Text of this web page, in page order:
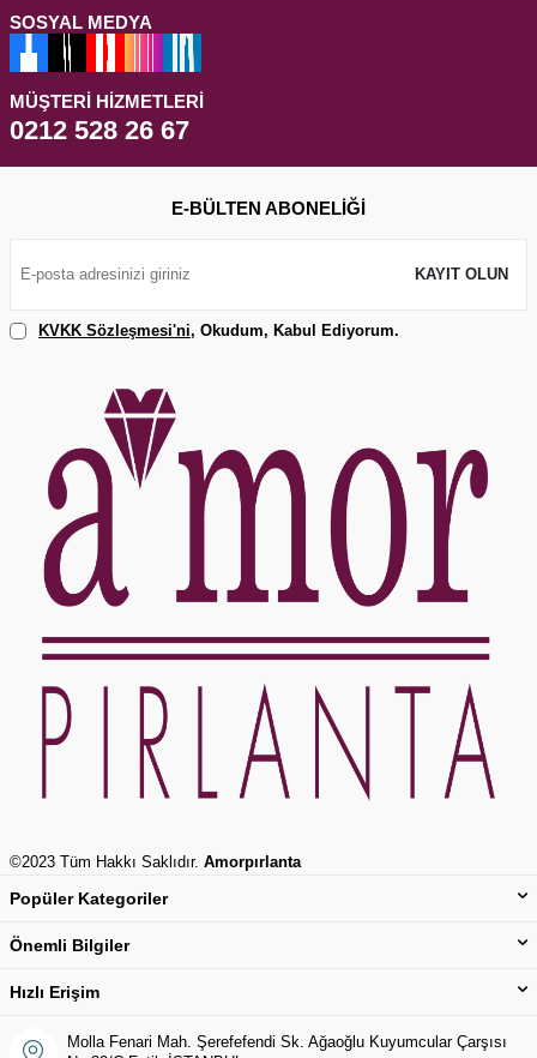
SOSYAL MEDYA
MÜŞTERI HIZMETLERI
0212 528 26 67
E-BÜLTEN ABONELIĞI
KAYIT OLUN
KVKK Sözleşmesi'ni, Okudum, Kabul Ediyorum.
©2023 Tüm Hakkı Saklıdır. Amorpırlanta
Popüler Kategoriler
Önemli Bilgiler
Hızlı Erişim
Molla Fenari Mah. Şerefefendi Sk. Ağaoğlu Kuyumcular Çarşısı